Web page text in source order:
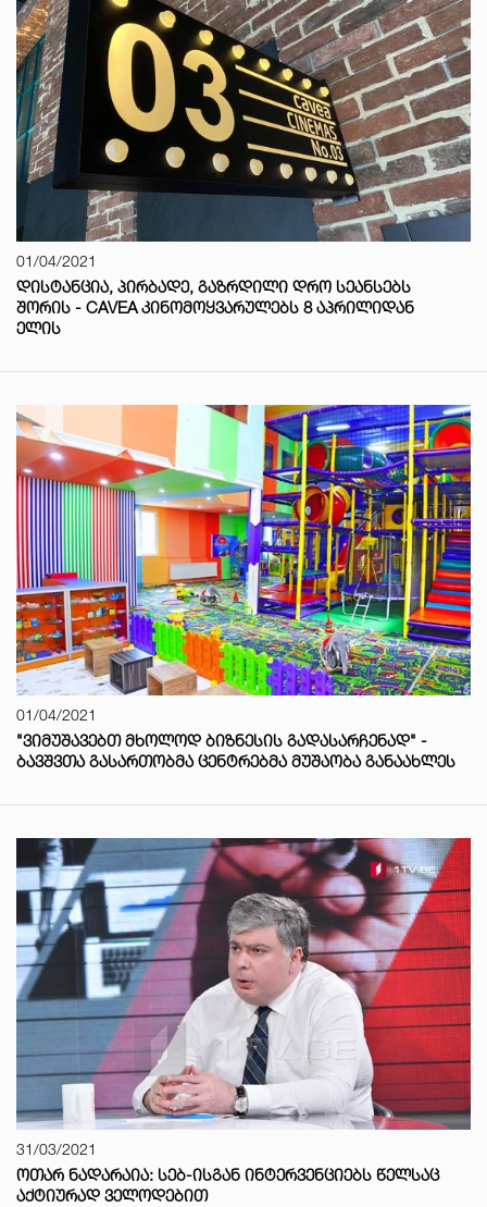
01/04/2021
ᲓᲘᲡᲢᲐᲜᲪᲘᲐ, ᲞᲘᲠᲑᲐᲓᲔ, ᲒᲐᲖᲠᲓᲘᲚᲘ ᲓᲠᲝ ᲡᲔᲐᲜᲡᲔᲑᲡ
ᲨᲝᲠᲘᲡ - CAVEA ᲙᲘᲜᲝᲛᲝᲧᲕᲐᲠᲣᲚᲔᲑᲡ 8 ᲐᲞᲠᲘᲚᲘᲓᲐᲜ
ᲔᲚᲘᲡ
01/04/2021
"ᲕᲘᲛᲣᲨᲐᲕᲔᲑᲗ ᲛᲮᲝᲚᲝᲓ ᲑᲘᲖᲜᲔᲡᲘᲡ ᲒᲐᲓᲐᲡᲐᲠᲩᲔᲜᲐᲓ" -
ᲑᲐᲕᲨᲕᲗᲐ ᲒᲐᲡᲐᲠᲗᲝᲑᲛᲐ ᲪᲔᲜᲢᲠᲔᲑᲛᲐ ᲛᲣᲨᲐᲝᲑᲐ ᲒᲐᲜᲐᲐᲮᲚᲔᲡ
31/03/2021
ᲝᲗᲐᲠ ᲜᲐᲓᲐᲠᲐᲘᲐ: ᲡᲔᲑ-ᲘᲡᲒᲐᲜ ᲘᲜᲢᲔᲠᲕᲔᲜᲪᲘᲔᲑᲡ ᲬᲔᲚᲡᲐᲪ
ᲐᲥᲢᲘᲣᲠᲐᲓ ᲕᲔᲚᲝᲓᲔᲑᲘᲗ